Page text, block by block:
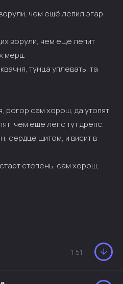
чем ещё лепил эгар
ворули, чем ещё лепит
мерц.
тунца уплевать, та
рогор сам хорош, да утопят.
чем ещё лепс тут дрепс.
сердце щитом, и висит в
степень, сам хорош,
1:51